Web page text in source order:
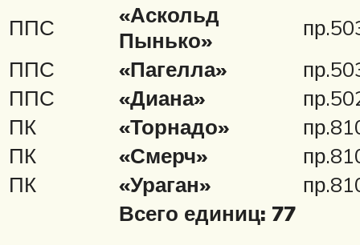
ППС
«Аскольд
Пынько»
ППС
«Пагелла»
ППС
«Диана»
ПК
«Торнадо»
ПК
«Смерч»
ПК
«Ураган»
Всего единиц: 77